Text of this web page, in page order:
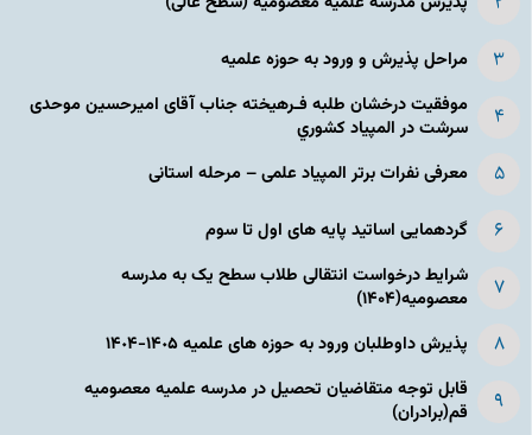
مراحل پذیرش و ورود به حوزه علمیه
موفقیت درخشان طلبه فـرهیخته جناب آقای امیرحسین موحدی
سرشت در المپياد كشوري
معرفی نفرات برتر المپیاد علمی – مرحله استانی
گردهمایی اساتید پایه های اول تا سوم
شرایط درخواست انتقالی طلاب سطح یک به مدرسه
معصومیه(۱۴۰۴)
پذیرش داوطلبان ورود به حوزه های علمیه ١۴٠۵-١۴٠۴
قابل توجه متقاضیان تحصیل در مدرسه علمیه معصومیه
قم(برادران)